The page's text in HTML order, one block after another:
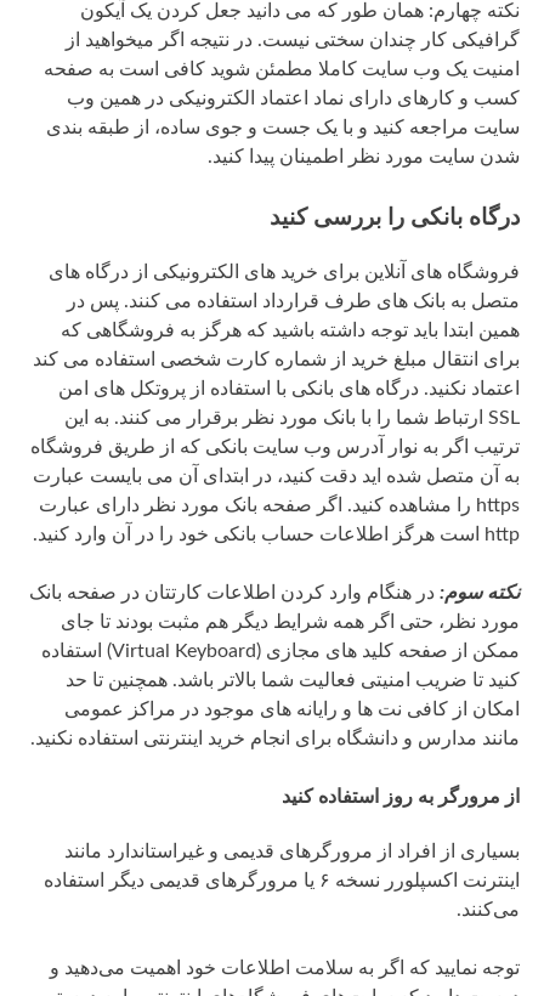
نکته چهارم: همان طور که می دانید جعل کردن یک آیکون
گرافیکی کار چندان سختی نیست. در نتیجه اگر میخواهید از
امنیت یک وب سایت کاملا مطمئن شوید کافی است به صفحه
کسب و کارهای دارای نماد اعتماد الکترونیکی در همین وب
سایت مراجعه کنید و با یک جست و جوی ساده، از طبقه بندی
شدن سایت مورد نظر اطمینان پیدا کنید.
درگاه بانکی را بررسی کنید
فروشگاه های آنلاین برای خرید های الکترونیکی از درگاه های
متصل به بانک های طرف قرارداد استفاده می کنند. پس در
همین ابتدا باید توجه داشته باشید که هرگز به فروشگاهی که
برای انتقال مبلغ خرید از شماره کارت شخصی استفاده می کند
اعتماد نکنید. درگاه های بانکی با استفاده از پروتکل های امن
SSL ارتباط شما را با بانک مورد نظر برقرار می کنند. به این
ترتیب اگر به نوار آدرس وب سایت بانکی که از طریق فروشگاه
به آن متصل شده اید دقت کنید، در ابتدای آن می بایست عبارت
https را مشاهده کنید. اگر صفحه بانک مورد نظر دارای عبارت
http است هرگز اطلاعات حساب بانکی خود را در آن وارد کنید.
نکته سوم: در هنگام وارد کردن اطلاعات کارتتان در صفحه بانک
مورد نظر، حتی اگر همه شرایط دیگر هم مثبت بودند تا جای
ممکن از صفحه کلید های مجازی (Virtual Keyboard) استفاده
کنید تا ضریب امنیتی فعالیت شما بالاتر باشد. همچنین تا حد
امکان از کافی نت ها و رایانه های موجود در مراکز عمومی
مانند مدارس و دانشگاه برای انجام خرید اینترنتی استفاده نکنید.
از مرورگر به روز استفاده کنید
بسیاری از افراد از مرورگرهای قدیمی و غیراستاندارد مانند
اینترنت اکسپلورر نسخه ۶ یا مرورگرهای قدیمی دیگر استفاده
می‌کنند.
توجه نمایید که اگر به سلامت اطلاعات خود اهمیت می‌دهید و